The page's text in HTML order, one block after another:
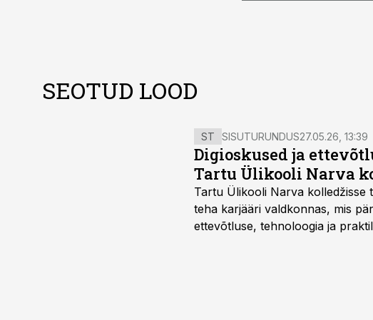
SEOTUD LOOD
ST SISUTURUNDUS27.05.26, 13:39
Digioskused ja
Tartu Ülikooli Narva
Tartu Ülikooli Narva kolledžisse
teha karjääri valdkonnas, mis
ettevõtluse, tehnoloogia ja